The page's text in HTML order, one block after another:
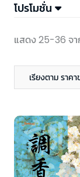
โปรโมชั่น
แสดง 25-36 จา
เรียงตาม ราค